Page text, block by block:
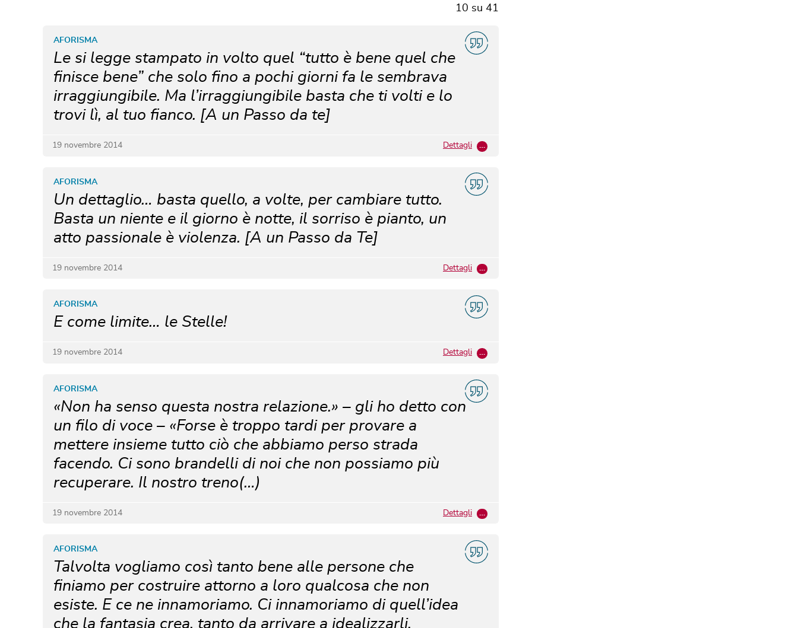
10 su 41
Le si legge stampato in volto quel “tutto è bene quel che
finisce bene” che solo fino a pochi giorni fa le sembrava
irraggiungibile. Ma l’irraggiungibile basta che ti volti e lo
trovi lì, al tuo fianco. [A un Passo da te]
AFORISMA
19 novembre 2014 Dettagli …
Un dettaglio… basta quello, a volte, per cambiare tutto.
Basta un niente e il giorno è notte, il sorriso è pianto, un
atto passionale è violenza. [A un Passo da Te]
AFORISMA
19 novembre 2014 Dettagli …
E come limite… le Stelle!
AFORISMA
19 novembre 2014 Dettagli …
«Non ha senso questa nostra relazione.» – gli ho detto con
un filo di voce – «Forse è troppo tardi per provare a
mettere insieme tutto ciò che abbiamo perso strada
facendo. Ci sono brandelli di noi che non possiamo più
recuperare. Il nostro treno(…)
AFORISMA
19 novembre 2014 Dettagli …
Talvolta vogliamo così tanto bene alle persone che
finiamo per costruire attorno a loro qualcosa che non
esiste. E ce ne innamoriamo. Ci innamoriamo di quell’idea
che la fantasia crea, tanto da arrivare a idealizzarli,
AFORISMA